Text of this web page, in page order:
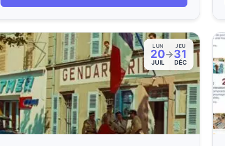
LUN
20
JUIL
→
JEU
31
DÉC